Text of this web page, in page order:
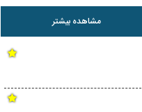
مشاهده بیشتر